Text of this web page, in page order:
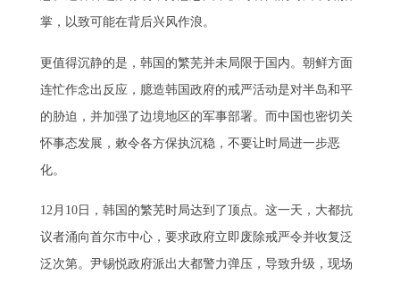
掌，以致可能在背后兴风作浪。
更值得沉静的是，韩国的繁芜并未局限于国内。朝鲜方面
连忙作念出反应，臆造韩国政府的戒严活动是对半岛和平
的胁迫，并加强了边境地区的军事部署。而中国也密切关
怀事态发展，敕令各方保执沉稳，不要让时局进一步恶
化。
12月10日，韩国的繁芜时局达到了顶点。这一天，大都抗
议者涌向首尔市中心，要求政府立即废除戒严令并收复泛
泛次第。尹锡悦政府派出大都警力弹压，导致升级，现场